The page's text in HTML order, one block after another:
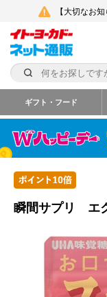
【大切なお
ギフト・フード
瞬間サプリ エ